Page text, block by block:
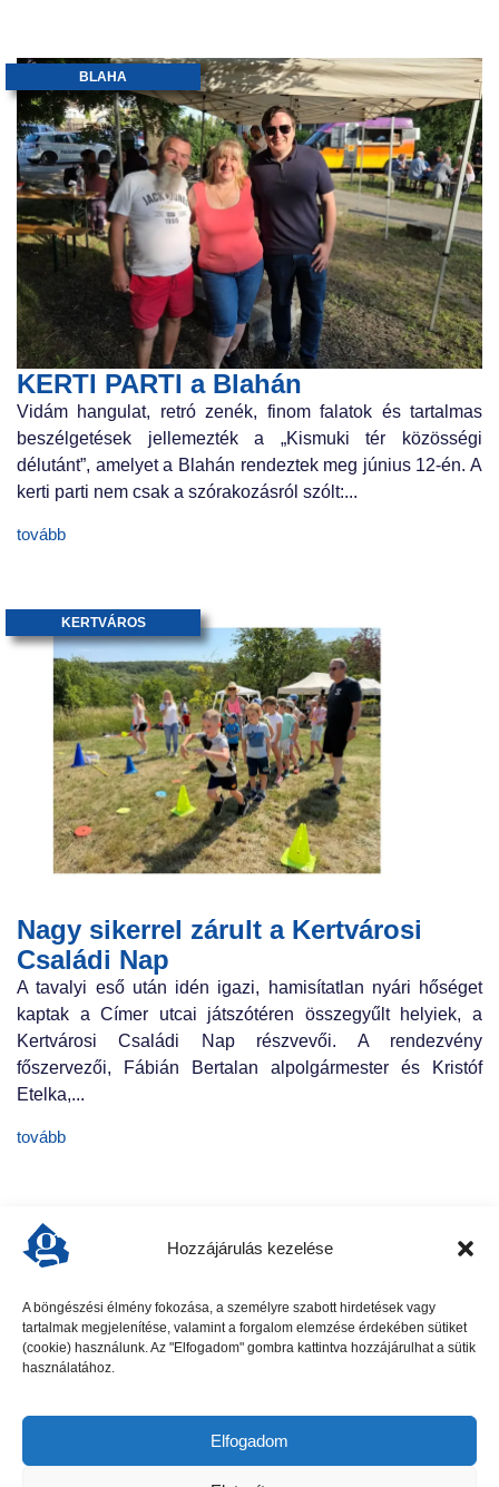
Hozzájárulás kezelése
A böngészési élmény fokozása, a személyre szabott hirdetések vagy
tartalmak megjelenítése, valamint a forgalom elemzése érdekében sütiket
(cookie) használunk. Az "Elfogadom" gombra kattintva hozzájárulhat a sütik
használatához.
Elfogadom
KERTI PARTI a Blahán
BLAHA
Vidám hangulat, retró zenék, finom falatok és tartalmas
beszélgetések jellemezték a „Kismuki tér közösségi
délutánt”, amelyet a Blahán rendeztek meg június 12-én. A
kerti parti nem csak a szórakozásról szólt:...
tovább
Nagy sikerrel zárult a Kertvárosi
Családi Nap
KERTVÁROS
A tavalyi eső után idén igazi, hamisítatlan nyári hőséget
kaptak a Címer utcai játszótéren összegyűlt helyiek, a
Kertvárosi Családi Nap részvevői. A rendezvény
főszervezői, Fábián Bertalan alpolgármester és Kristóf
Etelka,...
tovább
előző cikk következő cikk